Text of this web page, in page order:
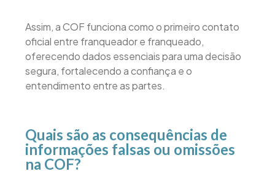
Assim, a COF funciona como o primeiro contato
oficial entre franqueador e franqueado,
oferecendo dados essenciais para uma decisão
segura, fortalecendo a confiança e o
entendimento entre as partes.
Quais são as consequências de
informações falsas ou omissões
na COF?